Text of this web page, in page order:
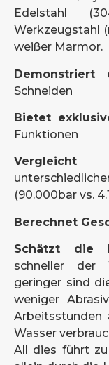
Edelstahl
Werkzeugstahl
weißer Marmor.
Demonstriert
Schneiden
Bietet
Funktionen
Vergleicht
(90.000bar vs.
Berechnet
Schätzt die
schneller der
geringer sind
weniger
Arbeitsstunden
Wasser
All dies führt